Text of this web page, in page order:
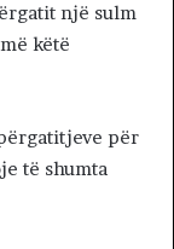
një sulm
këtë
për
të shumta